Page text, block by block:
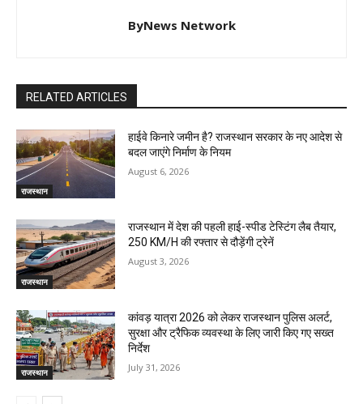
ByNews Network
RELATED ARTICLES
राजस्थान
हाईवे किनारे जमीन है? राजस्थान सरकार के नए आदेश से
बदल जाएंगे निर्माण के नियम
August 6, 2026
राजस्थान
राजस्थान में देश की पहली हाई-स्पीड टेस्टिंग लैब तैयार,
250 KM/H की रफ्तार से दौड़ेंगी ट्रेनें
August 3, 2026
राजस्थान
कांवड़ यात्रा 2026 को लेकर राजस्थान पुलिस अलर्ट,
सुरक्षा और ट्रैफिक व्यवस्था के लिए जारी किए गए सख्त
निर्देश
July 31, 2026